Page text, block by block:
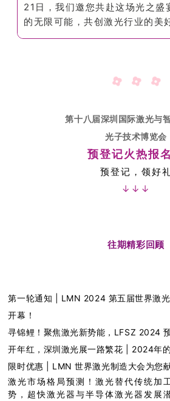
21日，我们邀您共赴这场光之盛
的无限可能，共创激光行业的美
第十八届深圳国际激光与
光子技术博览会
预登记火热报
预登记，领好
↓↓↓
往期精彩回顾
第一轮通知 | LMN 2024 第五届世界激
开幕！
寻锦鲤！聚焦激光新势能，LFSZ 2024
开年红，深圳激光展一路繁花 | 2024年
限时优惠 | LMN 世界激光制造大会为您
激光市场格局预测！激光替代传统加
势，超快激光器与半导体激光器发展